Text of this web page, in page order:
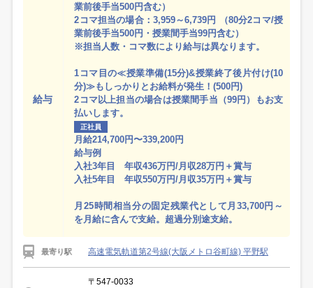
給与
業前後手当500円含む）
2コマ担当の場合：3,959～6,739円 （80分2コマ/授
業前後手当500円・授業間手当99円含む）
※担当人数・コマ数により給与は異なります。
1コマ目の≪授業準備(15分)&授業終了後片付け(10
分)≫もしっかりとお給料が発生！(500円)
2コマ以上担当の場合は授業間手当（99円）もお支
払いします。
正社員
月給214,700円〜339,200円
給与例
入社3年目 年収436万円/月収28万円＋賞与
入社5年目 年収550万円/月収35万円＋賞与
月25時間相当分の固定残業代として月33,700円～
を月給に含んで支給。超過分別途支給。
最寄り駅 高速電気軌道第2号線(大阪メトロ谷町線) 平野駅
〒547-0033